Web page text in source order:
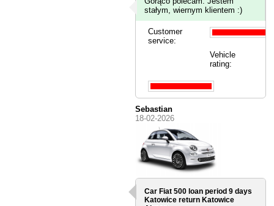
stałym, wiernym klientem :)
Customer
service:
Vehicle
rating:
Sebastian
18-02-2026
Car Fiat 500 loan period 9 days
Katowice return Katowice